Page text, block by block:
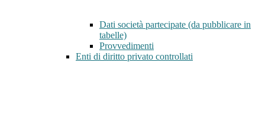
Dati società partecipate (da pubblicare in
tabelle)
Provvedimenti
Enti di diritto privato controllati